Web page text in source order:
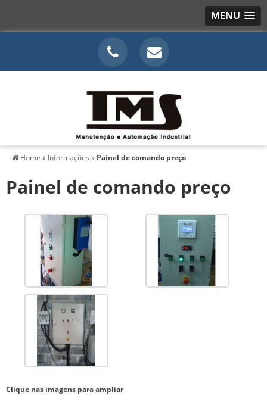
MENU
Home » Informações » Painel de comando preço
Painel de comando preço
Clique nas imagens para ampliar